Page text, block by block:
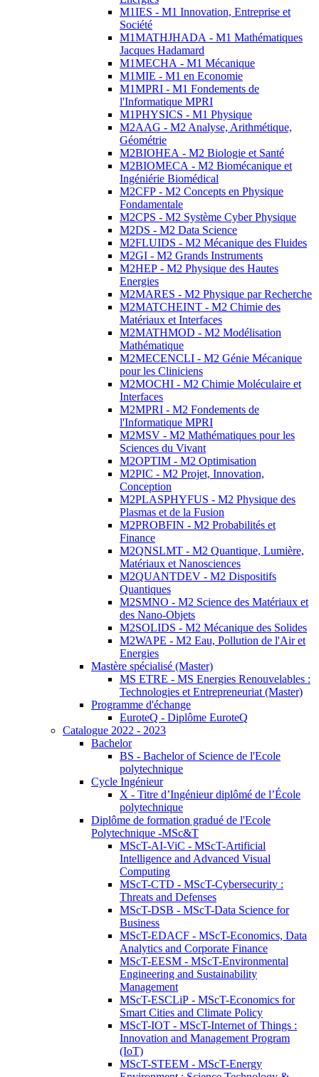
M1IES - M1 Innovation, Entreprise et
Société
M1MATHJHADA - M1 Mathématiques
Jacques Hadamard
M1MECHA - M1 Mécanique
M1MIE - M1 en Economie
M1MPRI - M1 Fondements de
l'Informatique MPRI
M1PHYSICS - M1 Physique
M2AAG - M2 Analyse, Arithmétique,
Géométrie
M2BIOHEA - M2 Biologie et Santé
M2BIOMECA - M2 Biomécanique et
Ingéniérie Biomédical
M2CFP - M2 Concepts en Physique
Fondamentale
M2CPS - M2 Système Cyber Physique
M2DS - M2 Data Science
M2FLUIDS - M2 Mécanique des Fluides
M2GI - M2 Grands Instruments
M2HEP - M2 Physique des Hautes
Energies
M2MARES - M2 Physique par Recherche
M2MATCHEINT - M2 Chimie des
Matériaux et Interfaces
M2MATHMOD - M2 Modélisation
Mathématique
M2MECENCLI - M2 Génie Mécanique
pour les Cliniciens
M2MOCHI - M2 Chimie Moléculaire et
Interfaces
M2MPRI - M2 Fondements de
l'Informatique MPRI
M2MSV - M2 Mathématiques pour les
Sciences du Vivant
M2OPTIM - M2 Optimisation
M2PIC - M2 Projet, Innovation,
Conception
M2PLASPHYFUS - M2 Physique des
Plasmas et de la Fusion
M2PROBFIN - M2 Probabilités et
Finance
M2QNSLMT - M2 Quantique, Lumière,
Matériaux et Nanosciences
M2QUANTDEV - M2 Dispositifs
Quantiques
M2SMNO - M2 Science des Matériaux et
des Nano-Objets
M2SOLIDS - M2 Mécanique des Solides
M2WAPE - M2 Eau, Pollution de l'Air et
Energies
Mastère spécialisé (Master)
MS ETRE - MS Energies Renouvelables :
Technologies et Entrepreneuriat (Master)
Programme d'échange
EuroteQ - Diplôme EuroteQ
Catalogue 2022 - 2023
Bachelor
BS - Bachelor of Science de l'Ecole
polytechnique
Cycle Ingénieur
X - Titre d’Ingénieur diplômé de l’École
polytechnique
Diplôme de formation gradué de l'Ecole
Polytechnique -MSc&T
MScT-AI-ViC - MScT-Artificial
Intelligence and Advanced Visual
Computing
MScT-CTD - MScT-Cybersecurity :
Threats and Defenses
MScT-DSB - MScT-Data Science for
Business
MScT-EDACF - MScT-Economics, Data
Analytics and Corporate Finance
MScT-EESM - MScT-Environmental
Engineering and Sustainability
Management
MScT-ESCLiP - MScT-Economics for
Smart Cities and Climate Policy
MScT-IOT - MScT-Internet of Things :
Innovation and Management Program
(IoT)
MScT-STEEM - MScT-Energy